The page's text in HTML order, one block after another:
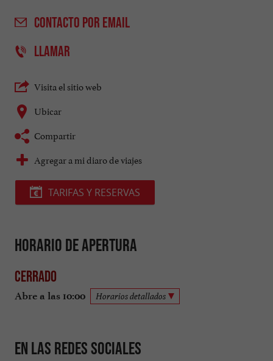
CONTACTO POR EMAIL
LLAMAR
Visita el sitio web
Ubicar
Compartir
Agregar a mi diaro de viajes
TARIFAS Y RESERVAS
Horario de apertura
Cerrado
Abre a las 10:00 Horarios detallados
En las redes sociales